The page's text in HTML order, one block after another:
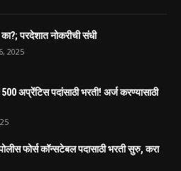
परदेशात नोकरीची संधी
2025
अप्रेंटिस पदांसाठी भरती! अर्ज करण्यासाठी
फोर्स कॉन्सटेबल पदासाठी भरती सुरु, करा